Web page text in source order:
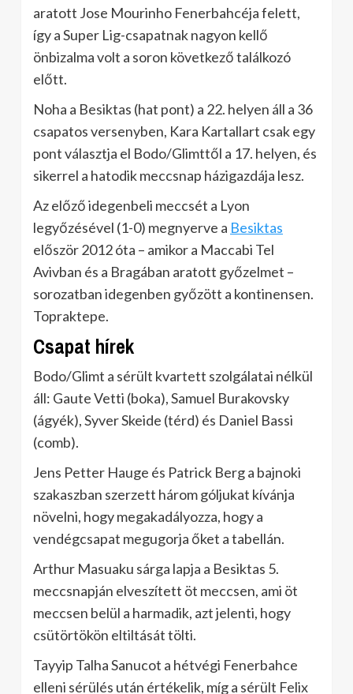
aratott Jose Mourinho Fenerbahcéja felett,
így a Super Lig-csapatnak nagyon kellő
önbizalma volt a soron következő találkozó
előtt.
Noha a Besiktas (hat pont) a 22. helyen áll a 36
csapatos versenyben, Kara Kartallart csak egy
pont választja el Bodo/Glimttől a 17. helyen, és
sikerrel a hatodik meccsnap házigazdája lesz.
Az előző idegenbeli meccsét a Lyon
legyőzésével (1-0) megnyerve a Besiktas
először 2012 óta – amikor a Maccabi Tel
Avivban és a Bragában aratott győzelmet –
sorozatban idegenben győzött a kontinensen.
Topraktepe.
Csapat hírek
Bodo/Glimt a sérült kvartett szolgálatai nélkül
áll: Gaute Vetti (boka), Samuel Burakovsky
(ágyék), Syver Skeide (térd) és Daniel Bassi
(comb).
Jens Petter Hauge és Patrick Berg a bajnoki
szakaszban szerzett három góljukat kívánja
növelni, hogy megakadályozza, hogy a
vendégcsapat megugorja őket a tabellán.
Arthur Masuaku sárga lapja a Besiktas 5.
meccsnapján elveszített öt meccsen, ami öt
meccsen belül a harmadik, azt jelenti, hogy
csütörtökön eltiltását tölti.
Tayyip Talha Sanucot a hétvégi Fenerbahce
elleni sérülés után értékelik, míg a sérült Felix